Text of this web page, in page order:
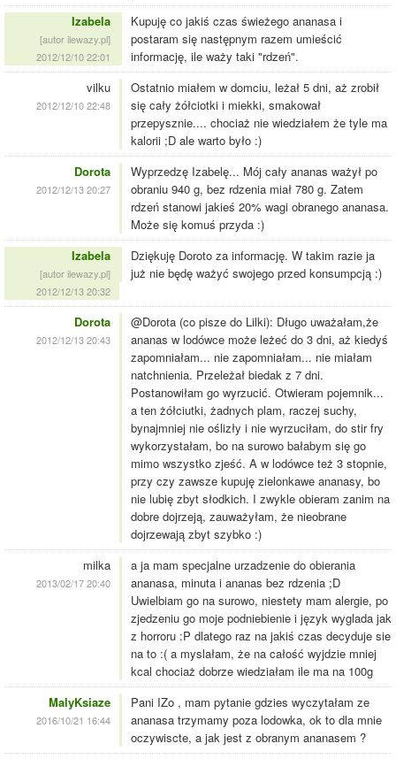
Izabela
[autor ilewazy.pl]
2012/12/10 22:01
Kupuję co jakiś czas świeżego ananasa i
postaram się następnym razem umieścić
informację, ile waży taki "rdzeń".
vilku
2012/12/10 22:48
Ostatnio miałem w domciu, leżał 5 dni, aż zrobił
się cały żółciotki i miekki, smakował
przepysznie.... chociaż nie wiedziałem że tyle ma
kalorii ;D ale warto było :)
Dorota
2012/12/13 20:27
Wyprzedzę Izabelę... Mój cały ananas ważył po
obraniu 940 g, bez rdzenia miał 780 g. Zatem
rdzeń stanowi jakieś 20% wagi obranego ananasa.
Może się komuś przyda :)
Izabela
[autor ilewazy.pl]
2012/12/13 20:32
Dziękuję Doroto za informację. W takim razie ja
już nie będę ważyć swojego przed konsumpcją :)
Dorota
2012/12/13 20:43
@Dorota (co pisze do Lilki): Długo uważałam,że
ananas w lodówce może leżeć do 3 dni, aż kiedyś
zapomniałam... nie zapomniałam... nie miałam
natchnienia. Przeleżał biedak z 7 dni.
Postanowiłam go wyrzucić. Otwieram pojemnik...
a ten żółciutki, żadnych plam, raczej suchy,
bynajmniej nie oślizły i nie wyrzuciłam, do stir fry
wykorzystałam, bo na surowo bałabym się go
mimo wszystko zjeść. A w lodówce też 3 stopnie,
przy czy zawsze kupuję zielonkawe ananasy, bo
nie lubię zbyt słodkich. I zwykle obieram zanim na
dobre dojrzeją, zauważyłam, że nieobrane
dojrzewają zbyt szybko :)
milka
2013/02/17 20:40
a ja mam specjalne urzadzenie do obierania
ananasa, minuta i ananas bez rdzenia ;D
Uwielbiam go na surowo, niestety mam alergie, po
zjedzeniu go moje podniebienie i język wyglada jak
z horroru :P dlatego raz na jakiś czas decyduje sie
na to :( a myslałam, że na całość wyjdzie mniej
kcal chociaż dobrze wiedziałam ile ma na 100g
MalyKsiaze
2016/10/21 16:44
Pani IZo , mam pytanie gdzies wyczytałam ze
ananasa trzymamy poza lodowka, ok to dla mnie
oczywiscte, a jak jest z obranym ananasem ?